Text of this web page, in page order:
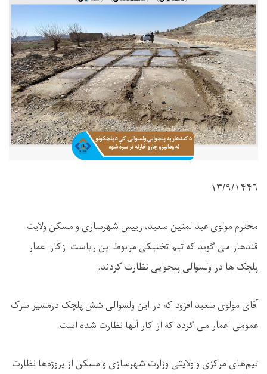
۱۳/۹/۱۴۴۶
محترم مولوی عبدالمتین سعید، رییس شهرسازی و مسکن ولایت
قندهار می گوید که تیم تخنیکی مربوط این ریاست ازکار اعمار
پلچک ها در ولسوالی پنجوایی نظارت کردند.
آقای مولوی سعید افزود که در این ولسوالی شش پلچک درمسیر سرک
عمومی اعمار می گردد که از کار آنها نظارت شده است.
تیم‌های مرکزی و ولایتی وزارت شهرسازی و مسکن از پروژه‌ها نظارت